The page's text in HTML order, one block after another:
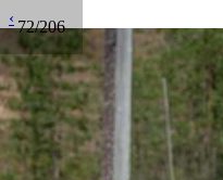
72/206
‹